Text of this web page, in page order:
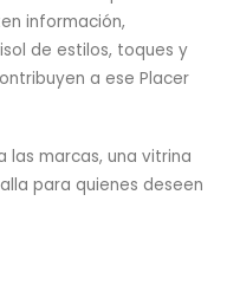
información,
de estilos, toques y
a ese Placer
las marcas, una vitrina
para quienes deseen